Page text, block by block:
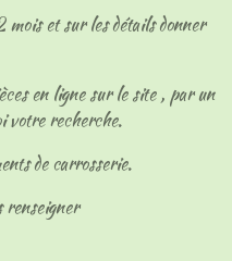
mois et sur les détails donner
en ligne sur le site , par un
votre recherche.
de carrosserie.
renseigner